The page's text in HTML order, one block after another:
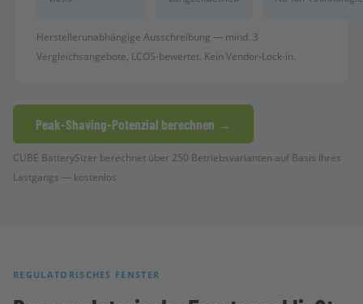
Herstellerunabhängige Ausschreibung — mind. 3
Vergleichsangebote, LCOS-bewertet. Kein Vendor-Lock-in.
Peak-Shaving-Potenzial berechnen →
CUBE BatterySizer berechnet über 250 Betriebsvarianten auf Basis Ihres
Lastgangs — kostenlos
REGULATORISCHES FENSTER